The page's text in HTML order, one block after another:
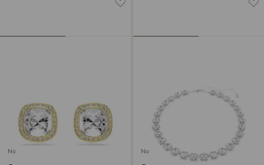
Nou Nou